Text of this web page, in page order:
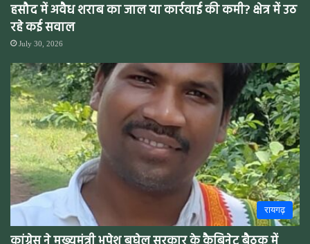
हसौद में अवैध शराब का जाल या कार्रवाई की कमी? क्षेत्र में उठ
रहे कई सवाल
July 30, 2026
रायगढ़